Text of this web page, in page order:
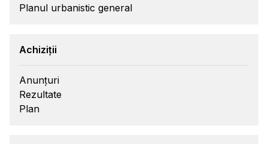
Planul urbanistic general
Achiziții
Anunțuri
Rezultate
Plan